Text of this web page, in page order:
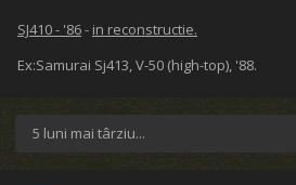
SJ410 - '86- in reconstructie.
Ex:Samurai Sj413, V-50 (high-top), '88.
5 luni mai târziu...